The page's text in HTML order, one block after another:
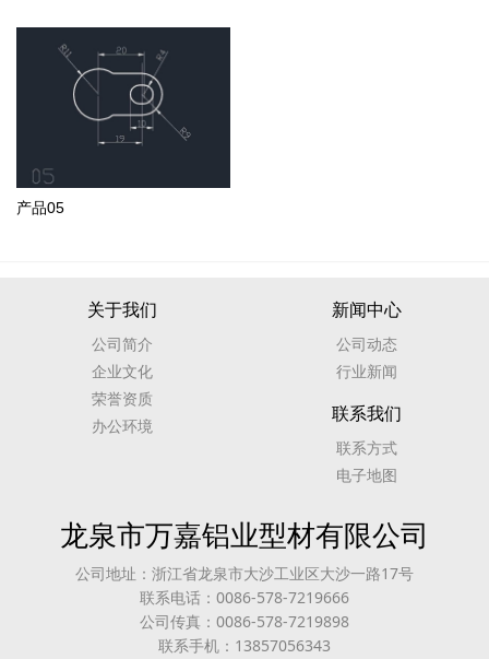
产品05
关于我们
公司简介
企业文化
荣誉资质
办公环境
新闻中心
公司动态
行业新闻
联系我们
联系方式
电子地图
龙泉市万嘉铝业型材有限公司
公司地址：浙江省龙泉市大沙工业区大沙一路17号
联系电话：0086-578-7219666
公司传真：0086-578-7219898
联系手机：13857056343